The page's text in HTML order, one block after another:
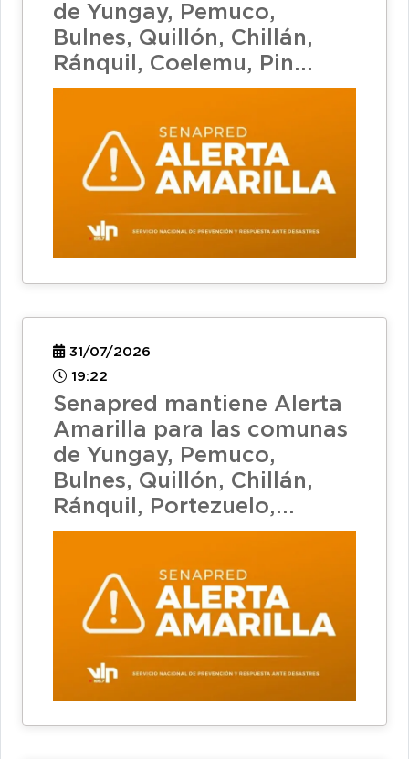
de Yungay, Pemuco,
Bulnes, Quillón, Chillán,
Ránquil, Coelemu, Pin...
31/07/2026
19:22
Senapred mantiene Alerta
Amarilla para las comunas
de Yungay, Pemuco,
Bulnes, Quillón, Chillán,
Ránquil, Portezuelo,...